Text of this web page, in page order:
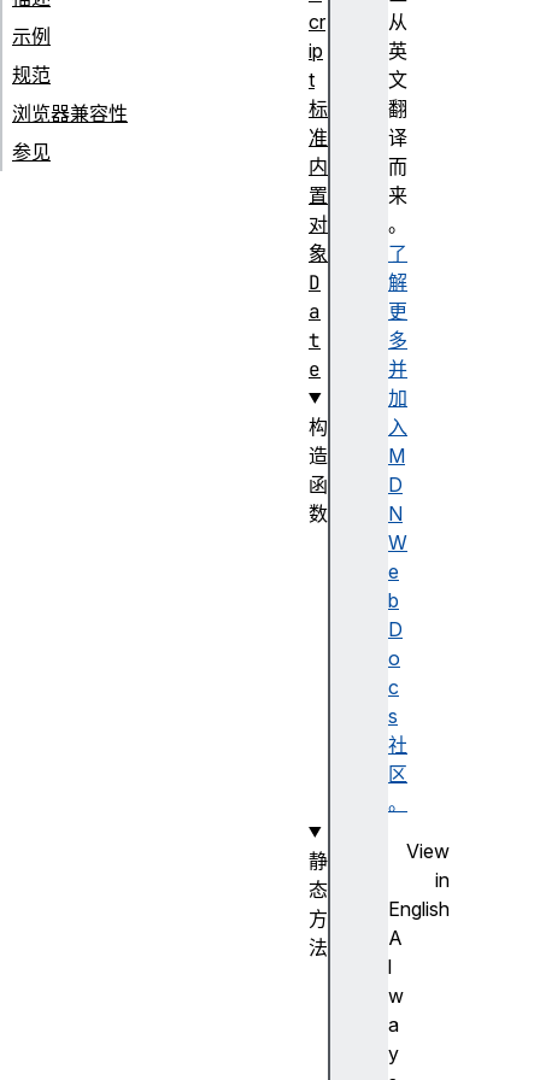
从
英
文
翻
译
而
来
。
了
解
更
多
并
加
入
M
D
N
W
e
b
D
o
c
s
社
区
。
View
in
English
A
l
w
a
y
示例
规范
浏览器兼容性
参见
cr
ip
t
标
准
内
置
对
象
D
a
t
e
构
造
函
数
静
态
方
法